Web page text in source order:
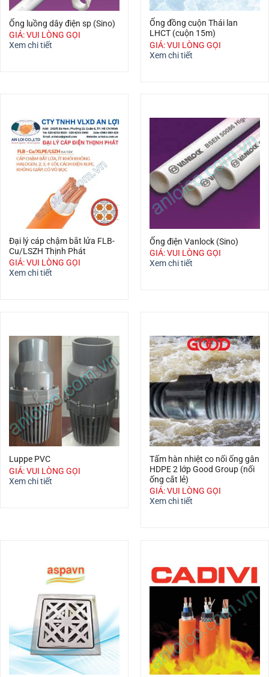
Ống luồng dây điện sp (Sino)
GIÁ: VUI LÒNG GỌI
Xem chi tiết
Ống đồng cuộn Thái lan
LHCT (cuộn 15m)
GIÁ: VUI LÒNG GỌI
Xem chi tiết
Đại lý cáp chậm bắt lửa FLB-
Cu/LSZH Thịnh Phát
GIÁ: VUI LÒNG GỌI
Xem chi tiết
Ống điện Vanlock (Sino)
GIÁ: VUI LÒNG GỌI
Xem chi tiết
Luppe PVC
GIÁ: VUI LÒNG GỌI
Xem chi tiết
Tấm hàn nhiệt co nối ống gân
HDPE 2 lớp Good Group (nối
ống cắt lẻ)
GIÁ: VUI LÒNG GỌI
Xem chi tiết